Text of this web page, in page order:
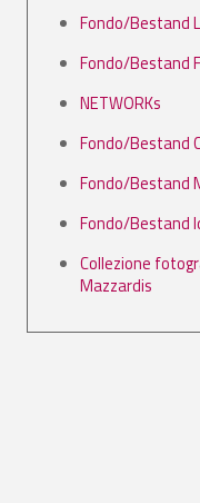
Fondo/Bestand
Fondo/Bestand
NETWORKs
Fondo/Bestand
Fondo/Bestand
Fondo/Bestand
Collezione
Mazzardis